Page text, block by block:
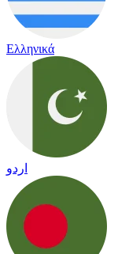
Ελληνικά
اردو